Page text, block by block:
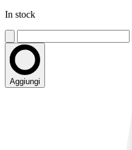
In stock
Aggiungi